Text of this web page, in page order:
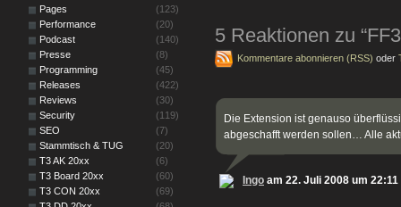
5 Reaktionen zu
Kommentare abonnieren (RSS) oder
Die Extension ist genauso
abgeschafft werden sollen… Alle
Ingo am 22. Juli 2008 um 22:11
Pages
(123)
Performance
(20)
Podcast
(140)
Presse
(8)
Programming
(45)
Releases
(422)
Reviews
(30)
Security
(119)
SEO
(7)
Stammtisch & TUG
(20)
T3 AK 20xx
(6)
T3 Board 20xx
(60)
T3 CON 20xx
(69)